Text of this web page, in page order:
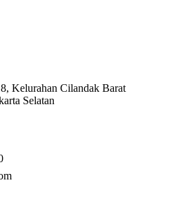
Kelurahan Cilandak Barat
Selatan